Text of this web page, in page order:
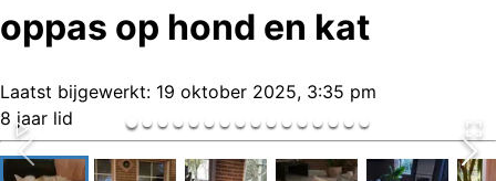
oppas op hond en kat
Laatst bijgewerkt: 19 oktober 2025, 3:35 pm
8 jaar lid